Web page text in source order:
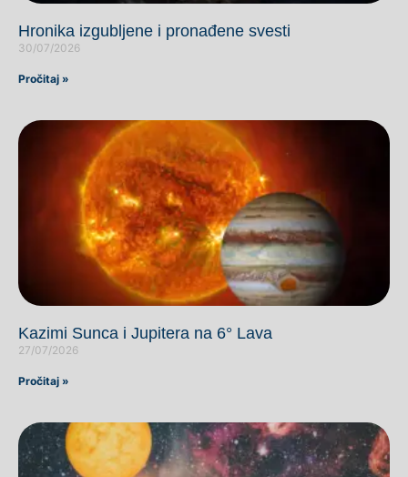
Hronika izgubljene i pronađene svesti
30/07/2026
Pročitaj »
Kazimi Sunca i Jupitera na 6° Lava
27/07/2026
Pročitaj »